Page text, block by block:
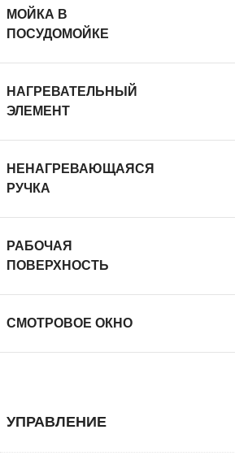
МОЙКА В
ПОСУДОМОЙКЕ
НАГРЕВАТЕЛЬНЫЙ
ЭЛЕМЕНТ
НЕНАГРЕВАЮЩАЯСЯ
РУЧКА
РАБОЧАЯ
ПОВЕРХНОСТЬ
СМОТРОВОЕ ОКНО
УПРАВЛЕНИЕ